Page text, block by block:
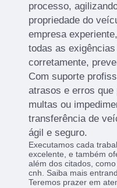
processo,
propriedade do
empresa
todas as
corretamente,
Com suporte
atrasos e erros que
multas ou
transferência de
ágil e seguro.
Executamos cada
excelente, e também
além dos citados,
cnh. Saiba mais
Teremos prazer em